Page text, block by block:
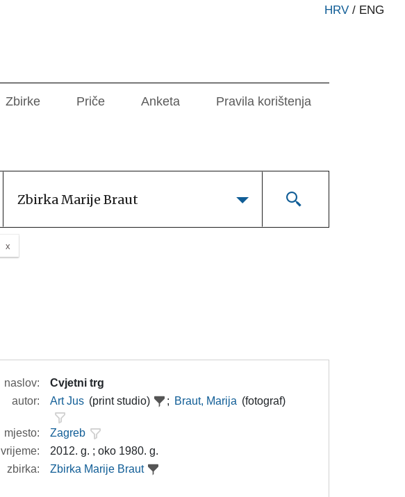
HRV / ENG
Zbirke Priče Anketa Pravila korištenja
Zbirka Marije Braut
naslov:
Cvjetni trg
autor:
Art Jus (print studio) ; Braut, Marija (fotograf)
mjesto:
Zagreb
vrijeme:
2012. g. ; oko 1980. g.
zbirka:
Zbirka Marije Braut